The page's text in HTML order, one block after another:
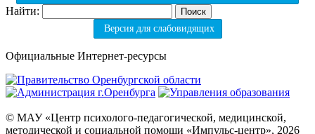
Найти:
Версия для слабовидящих
Официальные Интернет-ресурсы
© МАУ «Центр психолого-педагогической, медицинской,
методической и социальной помощи «Импульс-центр», 2026